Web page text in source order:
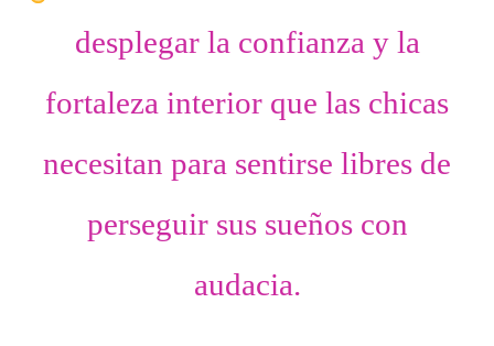
desplegar la confianza y la
fortaleza interior que las chicas
necesitan para sentirse libres de
perseguir sus sueños con
audacia.